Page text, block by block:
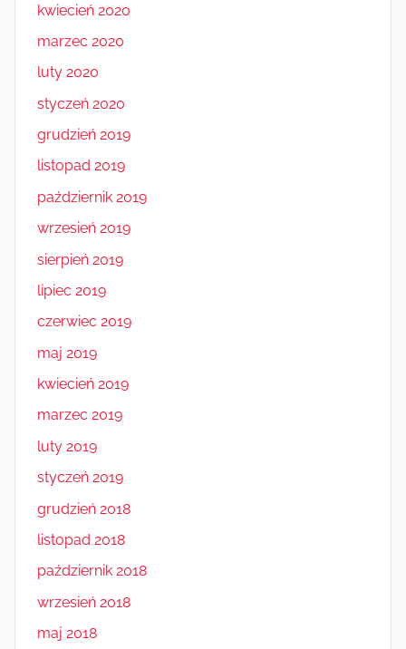
kwiecień 2020
marzec 2020
luty 2020
styczeń 2020
grudzień 2019
listopad 2019
październik 2019
wrzesień 2019
sierpień 2019
lipiec 2019
czerwiec 2019
maj 2019
kwiecień 2019
marzec 2019
luty 2019
styczeń 2019
grudzień 2018
listopad 2018
październik 2018
wrzesień 2018
maj 2018